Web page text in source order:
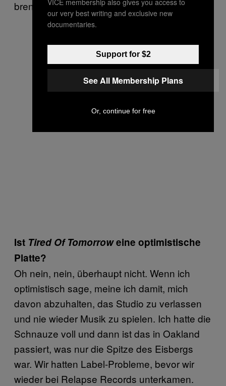
brennen zu lassen.
Ist Tired Of Tomorroweine optimistische
Platte?
Oh nein, nein, überhaupt nicht. Wenn ich
optimistisch sage, meine ich damit, mich
davon abzuhalten, das Studio zu verlassen
und nie wieder Musik zu spielen. Ich hatte die
Schnauze voll und dann ist das in Oakland
passiert, was nur die Spitze des Eisbergs
war. Wir hatten Label-Probleme, bevor wir
wieder bei Relapse Records unterkamen.
our very best writing and exclusive new
documentaries.
Support for $2
See All Membership Plans
Or, continue for free